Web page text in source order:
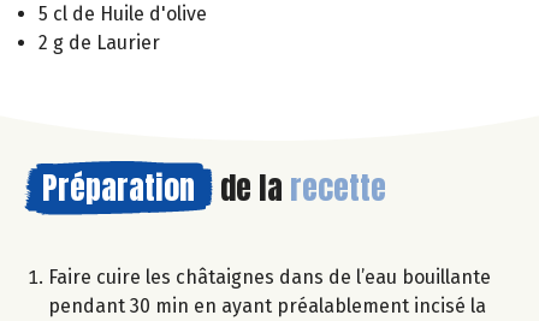
5 cl de Huile d'olive
2 g de Laurier
Préparation de la recette
Faire cuire les châtaignes dans de l’eau bouillante
pendant 30 min en ayant préalablement incisé la